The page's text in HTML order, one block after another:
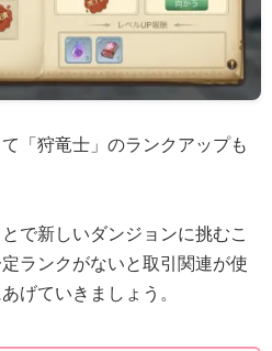
「狩竜士」のランクアップも
で新しいダンジョンに挑むこ
ランクがないと取引関連が使
げていきましょう。